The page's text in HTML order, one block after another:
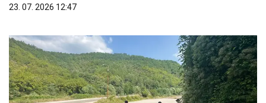
23. 07. 2026 12:47